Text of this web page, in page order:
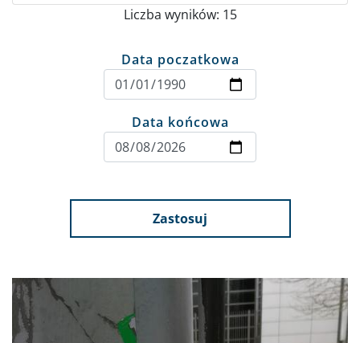
Liczba wyników: 15
Data poczatkowa
Data końcowa
Zastosuj
Obraz